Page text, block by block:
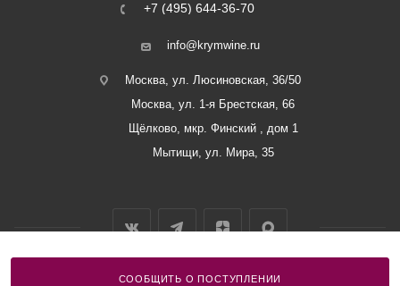
СООБЩИТЬ О ПОСТУПЛЕНИИ
+7 (495) 644-36-70
info@krymwine.ru
Москва, ул. Люсиновская, 36/50
Москва, ул. 1-я Брестская, 66
Щёлково, мкр. Финский , дом 1
Мытищи, ул. Мира, 35